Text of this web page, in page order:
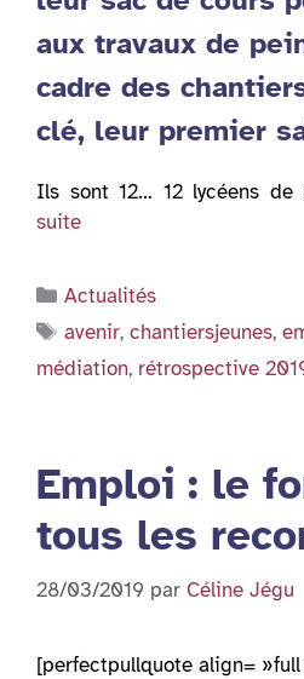
aux travaux de
cadre des
clé, leur premier
Ils sont 12… 12 lycéens de
suite
Catégories
Actualités
Étiquettes
avenir,chantiersjeunes,
médiation, rétrospective
Emploi : le
tous les
28/03/2019 par Céline Jégu
[perfectpullquote align=